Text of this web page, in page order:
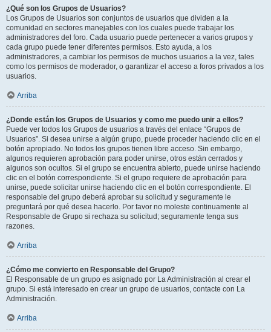
¿Qué son los Grupos de Usuarios?
Los Grupos de Usuarios son conjuntos de usuarios que dividen a la
comunidad en sectores manejables con los cuales puede trabajar los
administradores del foro. Cada usuario puede pertenecer a varios grupos y
cada grupo puede tener diferentes permisos. Esto ayuda, a los
administradores, a cambiar los permisos de muchos usuarios a la vez, tales
como los permisos de moderador, o garantizar el acceso a foros privados a los
usuarios.
Arriba
¿Donde están los Grupos de Usuarios y como me puedo unir a ellos?
Puede ver todos los Grupos de usuarios a través del enlace “Grupos de
Usuarios”. Si desea unirse a algún grupo, puede proceder haciendo clic en el
botón apropiado. No todos los grupos tienen libre acceso. Sin embargo,
algunos requieren aprobación para poder unirse, otros están cerrados y
algunos son ocultos. Si el grupo se encuentra abierto, puede unirse haciendo
clic en el botón correspondiente. Si el grupo requiere de aprobación para
unirse, puede solicitar unirse haciendo clic en el botón correspondiente. El
responsable del grupo deberá aprobar su solicitud y seguramente le
preguntará por qué desea hacerlo. Por favor no moleste continuamente al
Responsable de Grupo si rechaza su solicitud; seguramente tenga sus
razones.
Arriba
¿Cómo me convierto en Responsable del Grupo?
El Responsable de un grupo es asignado por La Administración al crear el
grupo. Si está interesado en crear un grupo de usuarios, contacte con La
Administración.
Arriba